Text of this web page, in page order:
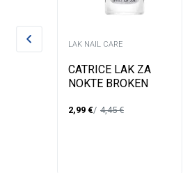
LAK NAIL CARE
CATRICE LAK ZA
NOKTE BROKEN
2,99 € 4,45€